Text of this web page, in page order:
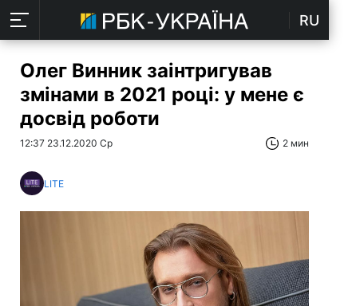
RU
Олег Винник заінтригував
змінами в 2021 році: у мене є
досвід роботи
12:37 23.12.2020 Ср 2 мин
LITE